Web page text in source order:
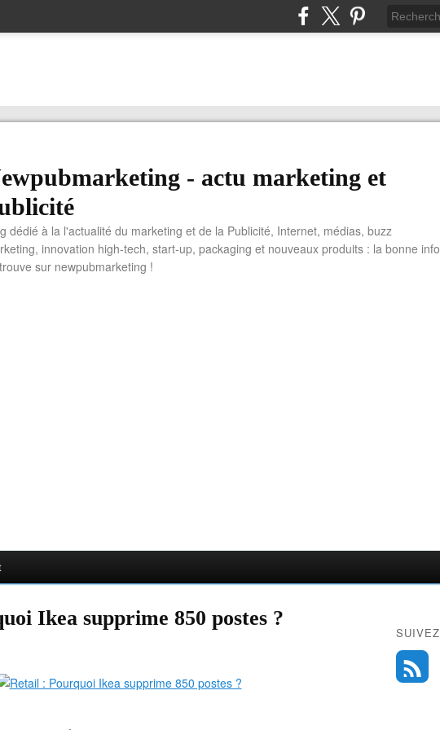
- actu marketing et
dédié à la l'actualité du marketing et de la Publicité, Internet, médias, buzz
innovation high-tech, start-up, packaging et nouveaux produits : la bonne info
sur newpubmarketing !
Ikea supprime 850 postes ?